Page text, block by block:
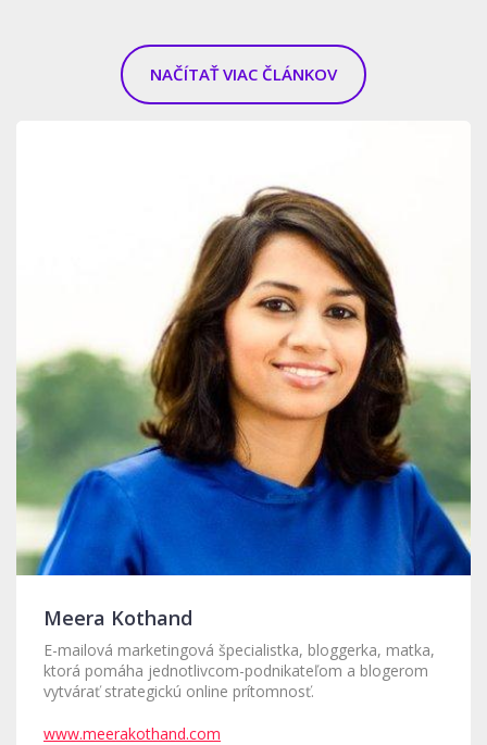
NAČÍTAŤ VIAC ČLÁNKOV
Meera Kothand
E-mailová marketingová špecialistka, bloggerka, matka,
ktorá pomáha jednotlivcom-podnikateľom a blogerom
vytvárať strategickú online prítomnosť.
www.meerakothand.com